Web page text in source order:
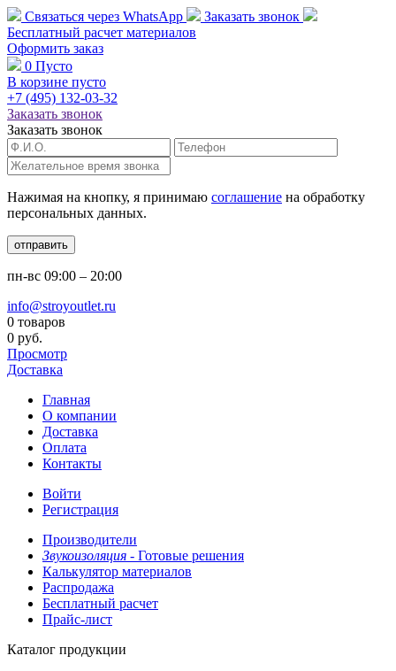
Связаться через WhatsApp
Заказать звонок
Бесплатный расчет материалов
Оформить заказ
0 Пусто
В корзине пусто
+7 (495) 132-03-32
Заказать звонок
Заказать звонок
Нажимая на кнопку, я принимаю соглашение на обработку
персональных данных.
отправить
пн-вс 09:00 – 20:00
info@stroyoutlet.ru
0 товаров
0 руб.
Просмотр
Доставка
Главная
О компании
Доставка
Оплата
Контакты
Войти
Регистрация
Производители
Звукоизоляция - Готовые решения
Калькулятор материалов
Распродажа
Бесплатный расчет
Прайс-лист
Каталог продукции